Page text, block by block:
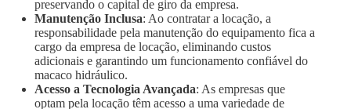
preservando o capital de giro da empresa.
Manutenção Inclusa: Ao contratar a locação, a
responsabilidade pela manutenção do equipamento fica a
cargo da empresa de locação, eliminando custos
adicionais e garantindo um funcionamento confiável do
macaco hidráulico.
Acesso a Tecnologia Avançada: As empresas que
optam pela locação têm acesso a uma variedade de